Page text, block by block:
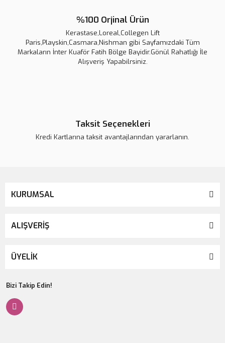
%100 Orjinal Ürün
Kerastase,Loreal,Collegen Lift
Paris,Playskin,Casmara,Nishman gibi Sayfamızdaki Tüm
Markaların İnter Kuaför Fatih Bölge Bayidir.Gönül Rahatlığı İle
Alışveriş Yapabilrsiniz.
Taksit Seçenekleri
Kredi Kartlarına taksit avantajlarından yararlanın.
KURUMSAL
ALIŞVERİŞ
ÜYELİK
Bizi Takip Edin!